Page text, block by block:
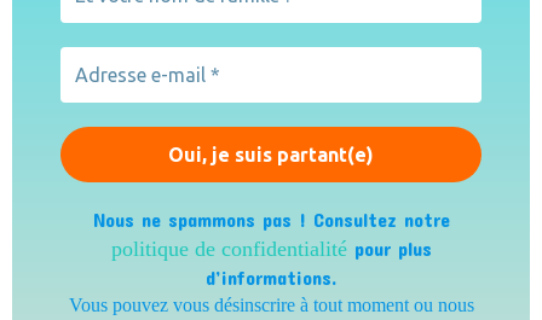
Nous ne spammons pas ! Consultez notre
politique de confidentialitépour plus
d’informations.
Vous pouvez vous désinscrire à tout moment ou nous